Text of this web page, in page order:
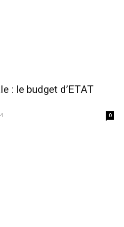
: le budget d’ETAT
0